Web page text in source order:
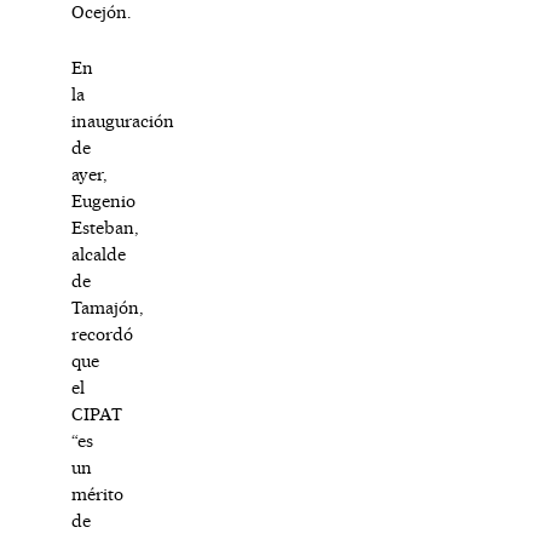
Ocejón.
En
la
inauguración
de
ayer,
Eugenio
Esteban,
alcalde
de
Tamajón,
recordó
que
el
CIPAT
“es
un
mérito
de